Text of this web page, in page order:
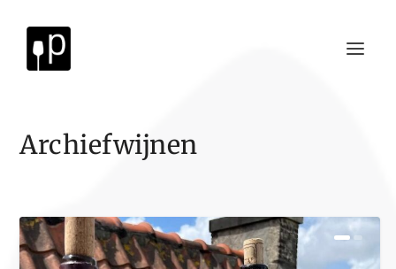
Archiefwijnen